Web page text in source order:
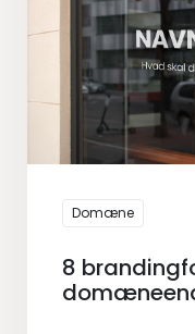
Domæne
8